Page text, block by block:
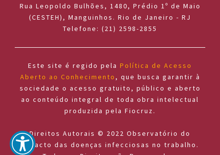
Rua Leopoldo Bulhões, 1480, Prédio 1º de Maio
(CESTEH), Manguinhos. Rio de Janeiro - RJ
Telefone: (21) 2598-2855
Este site é regido pela Política de Acesso
Aberto ao Conhecimento , que busca garantir à
sociedade o acesso gratuito, público e aberto
ao conteúdo integral de toda obra intelectual
produzida pela Fiocruz.
Direitos Autorais © 2022 Observatório do
impacto das doenças infecciosas no trabalho.